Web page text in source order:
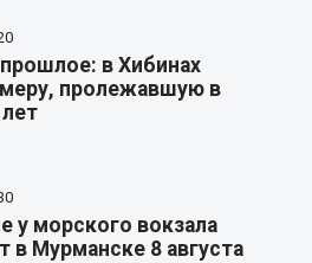
прошлое: в Хибинах
пролежавшую в
у морского вокзала
в Мурманске 8 августа